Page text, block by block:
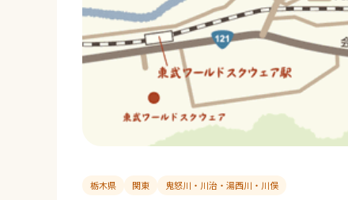
栃木県 関東 鬼怒川・川治・湯西川・川俣